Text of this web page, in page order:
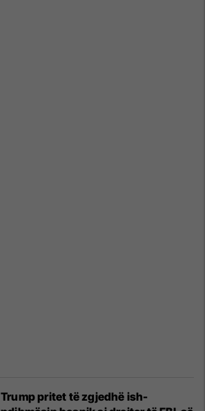
Trump pritet të zgjedhë ish-